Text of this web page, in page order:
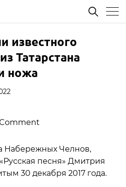
известного
Татарстана
ножа
Comment
Набережных Челнов,
песня» Дмитрия
30 декабря 2017 года.